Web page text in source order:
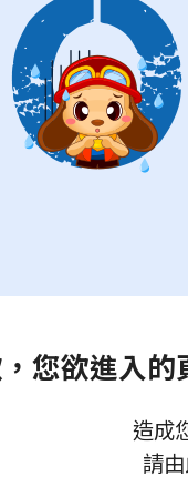
您欲進入的
造成
請由